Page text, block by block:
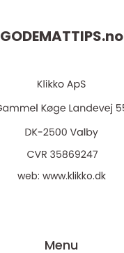
GODEMATTIPS.no
web: www.klikko.dk
Menu